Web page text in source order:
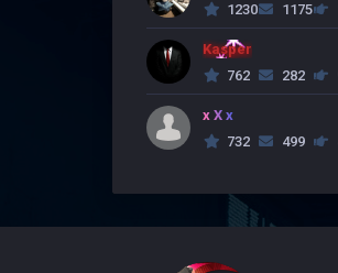
1230
1175
Kasper
762
282
x X x
732
499